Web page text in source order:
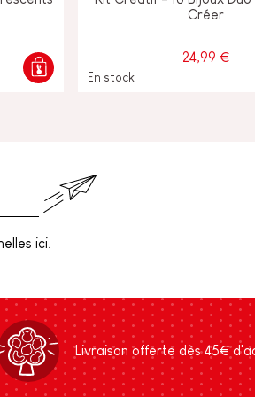
Créer
24,99 €
En stock
ici.
Livraison offerte dès 45€